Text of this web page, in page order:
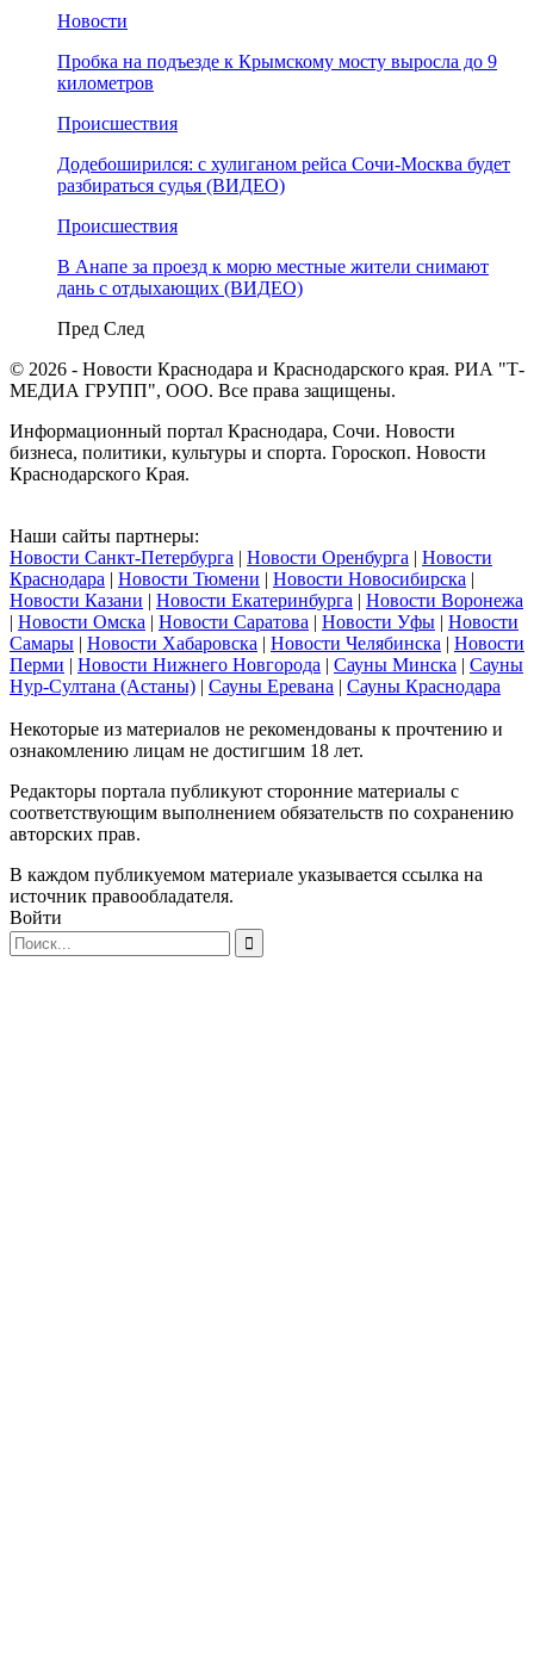
Новости
Пробка на подъезде к Крымскому мосту выросла до 9
километров
Происшествия
Додебоширился: с хулиганом рейса Сочи-Москва будет
разбираться судья (ВИДЕО)
Происшествия
В Анапе за проезд к морю местные жители снимают
дань с отдыхающих (ВИДЕО)
Пред След
© 2026 - Новости Краснодара и Краснодарского края. РИА "Т-
МЕДИА ГРУПП", ООО. Все права защищены.
Информационный портал Краснодара, Сочи. Новости
бизнеса, политики, культуры и спорта. Гороскоп. Новости
Краснодарского Края.
Наши сайты партнеры:
Новости Санкт-Петербурга | Новости Оренбурга | Новости
Краснодара | Новости Тюмени | Новости Новосибирска |
Новости Казани | Новости Екатеринбурга | Новости Воронежа
| Новости Омска | Новости Саратова | Новости Уфы | Новости
Самары | Новости Хабаровска | Новости Челябинска | Новости
Перми | Новости Нижнего Новгорода | Сауны Минска | Сауны
Нур-Султана (Астаны) | Сауны Еревана | Сауны Краснодара
Некоторые из материалов не рекомендованы к прочтению и
ознакомлению лицам не достигшим 18 лет.
Редакторы портала публикуют сторонние материалы с
соответствующим выполнением обязательств по сохранению
авторских прав.
В каждом публикуемом материале указывается ссылка на
источник правообладателя.
Войти